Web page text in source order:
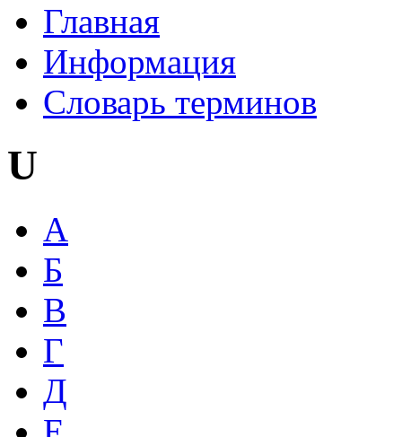
Главная
Информация
Словарь терминов
U
А
Б
В
Г
Д